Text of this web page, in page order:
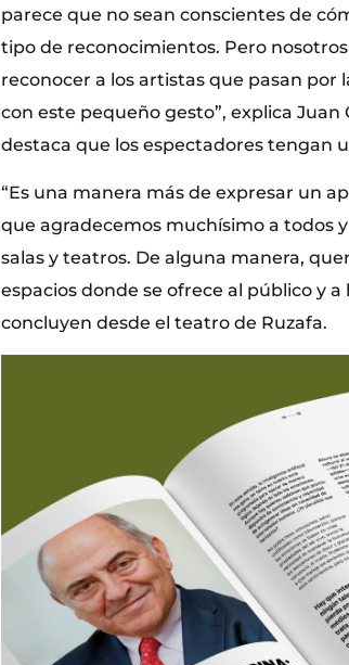
parece que no sean conscientes de
tipo de reconocimientos. Pero
reconocer a los artistas que pasan por
con este pequeño gesto”, explica
destaca que los espectadores tengan
“Es una manera más de expresar un
que agradecemos muchísimo a todos
salas y teatros. De alguna manera,
espacios donde se ofrece al público y
concluyen desde el teatro de Ruzafa.